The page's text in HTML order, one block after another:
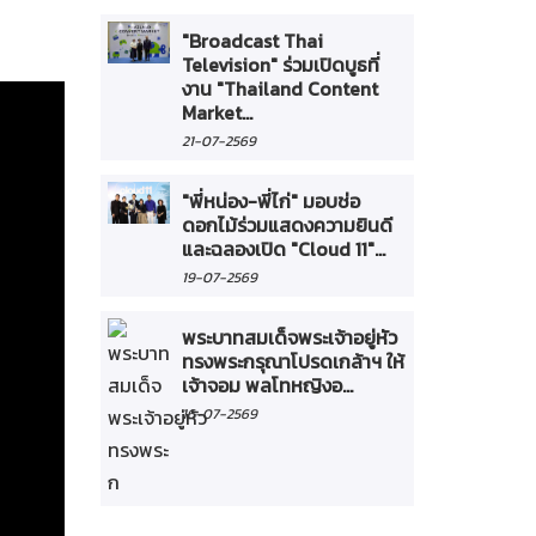
"Broadcast Thai
Television" ร่วมเปิดบูธที่
งาน "Thailand Content
Market...
21-07-2569
"พี่หน่อง-พี่ไก่" มอบช่อ
ดอกไม้ร่วมแสดงความยินดี
และฉลองเปิด "Cloud 11"...
19-07-2569
พระบาทสมเด็จพระเจ้าอยู่หัว
ทรงพระกรุณาโปรดเกล้าฯ ให้
เจ้าจอม พลโทหญิงอ...
16-07-2569